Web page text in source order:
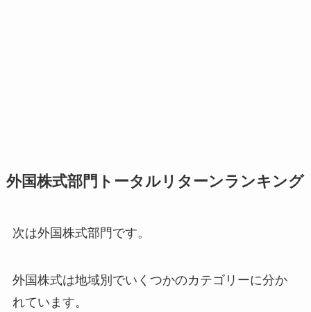
外国株式部門トータルリターンランキング
次は外国株式部門です。
外国株式は地域別でいくつかのカテゴリーに分か
れています。